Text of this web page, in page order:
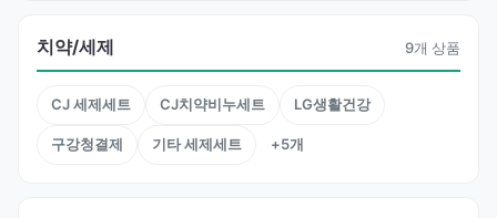
치약/세제 9개 상품
CJ 세제세트 CJ치약비누세트 LG생활건강
구강청결제 기타 세제세트 +5개